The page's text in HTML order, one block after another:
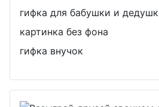
гифка для бабушки и
картинка без фона
гифка внучок